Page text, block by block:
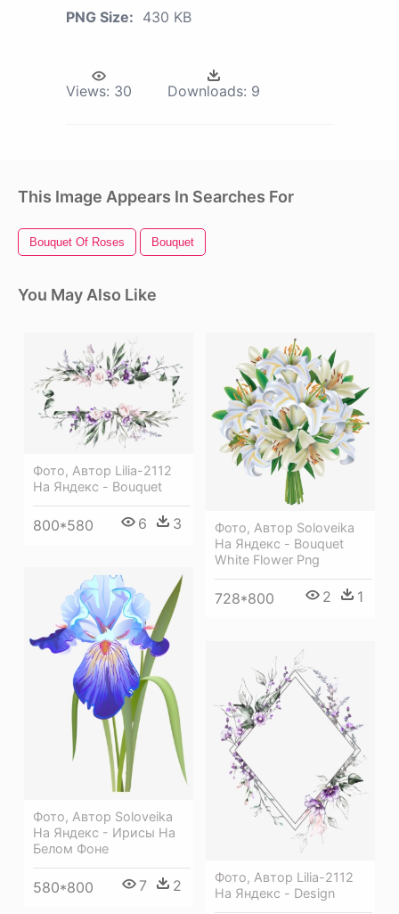
PNG Size: 430 KB
Views: 30 Downloads: 9
This Image Appears In Searches For
Bouquet Of Roses Bouquet
You May Also Like
Фото, Автор Lilia-2112
На Яндекс - Bouquet
800*580 6 3
Фото, Автор Soloveika
На Яндекс - Bouquet
White Flower Png
728*800 2 1
Фото, Автор Soloveika
На Яндекс - Ирисы На
Белом Фоне
580*800 7 2
Фото, Автор Lilia-2112
На Яндекс - Design